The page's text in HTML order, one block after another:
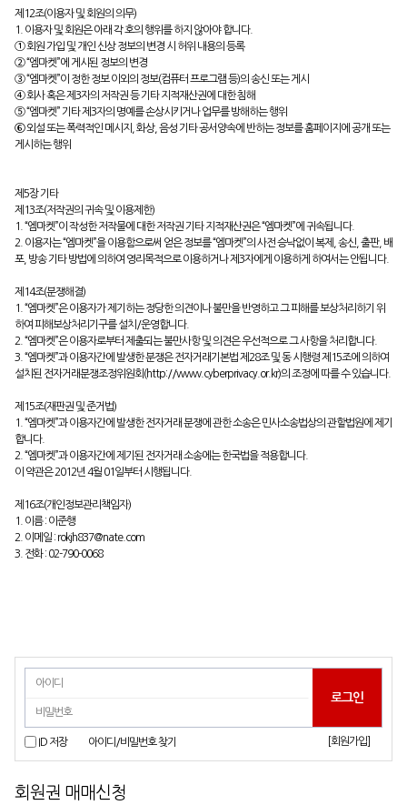
제12조(이용자 및 회원의 의무)
1. 이용자 및 회원은 아래 각 호의 행위를 하지 않아야 합니다.
① 회원 가입 및 개인 신상 정보의 변경 시 허위 내용의 등록
② “엠마켓”에 게시된 정보의 변경
③ “엠마켓”이 정한 정보 이외의 정보(컴퓨터 프로그램 등)의 송신 또는 게시
④ 회사 혹은 제3자의 저작권 등 기타 지적재산권에 대한 침해
⑤ “엠마켓” 기타 제3자의 명예를 손상시키거나 업무를 방해하는 행위
⑥ 외설 또는 폭력적인 메시지, 화상, 음성 기타 공서양속에 반하는 정보를 홈페이지에 공개 또는
게시하는 행위
제5장 기타
제13조(저작권의 귀속 및 이용제한)
1. “엠마켓”이 작성한 저작물에 대한 저작권 기타 지적재산권은 “엠마켓”에 귀속됩니다.
2. 이용자는 “엠마켓”을 이용함으로써 얻은 정보를 “엠마켓”의 사전 승낙없이 복제, 송신, 출판, 배
포, 방송 기타 방법에 의하여 영리목적으로 이용하거나 제3자에게 이용하게 하여서는 안됩니다.
제14조(분쟁해결)
1. “엠마켓”은 이용자가 제기하는 정당한 의견이나 불만을 반영하고 그 피해를 보상처리하기 위
하여 피해보상처리기구를 설치/운영합니다.
2. “엠마켓”은 이용자로부터 제출되는 불만사항 및 의견은 우선적으로 그 사항을 처리합니다.
3. “엠마켓”과 이용자간에 발생한 분쟁은 전자거래기본법 제28조 및 동 시행령 제15조에 의하여
설치된 전자거래분쟁조정위원회(http://www.cyberprivacy.or.kr)의 조정에 따를 수 있습니다.
제15조(재판권 및 준거법)
1. “엠마켓”과 이용자간에 발생한 전자거래 분쟁에 관한 소송은 민사소송법상의 관할법원에 제기
합니다.
2. “엠마켓”과 이용자간에 제기된 전자거래 소송에는 한국법을 적용합니다.
이 약관은 2012년 4월 01일부터 시행됩니다.
제16조(개인정보관리책임자)
1. 이름 : 이준행
2. 이메일 : rokjh837@nate.com
3. 전화 : 02-790-0068
ID 저장 아이디/비밀번호 찾기 [회원가입]
회원권 매매신청